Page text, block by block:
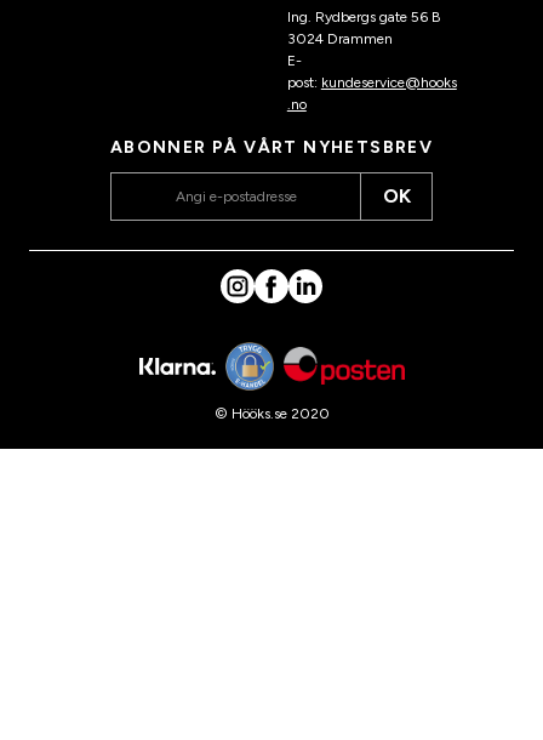
Ing. Rydbergs gate 56 B
3024 Drammen
E-
post: kundeservice@hooks
.no
ABONNER PÅ VÅRT NYHETSBREV
OK
© Hööks.se 2020